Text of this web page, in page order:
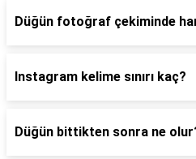
Düğün fotoğraf çekiminde
Instagram kelime sınırı kaç?
Düğün bittikten sonra ne